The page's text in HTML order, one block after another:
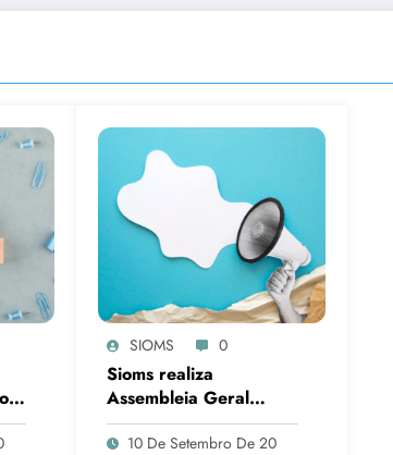
SIOMS 0
Sioms realiza
Assembleia Geral
Extraordinária
10 De Setembro De 20